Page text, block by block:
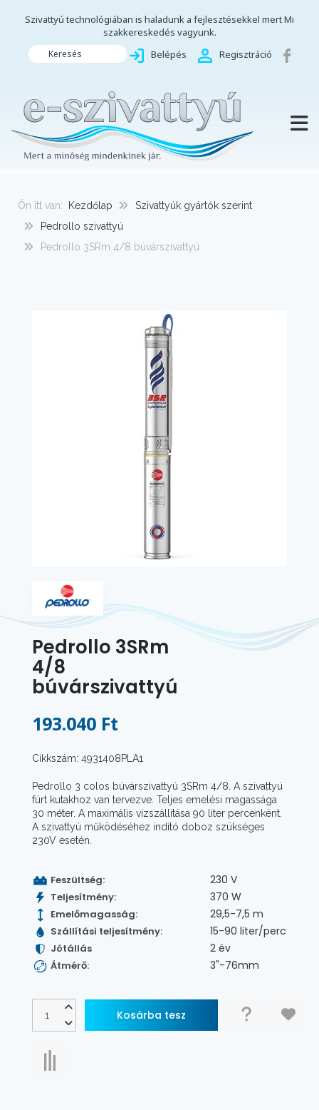
Szivattyú technológiában is haladunk a fejlesztésekkel mert Mi
szakkereskedés vagyunk.
Keresés Belépés Regisztráció
Ön itt van: Kezdőlap
Szivattyúk gyártók szerint
Pedrollo szivattyú
Pedrollo 3SRm 4/8 búvárszivattyú
Pedrollo 3SRm
4/8
búvárszivattyú
193.040 Ft
Cikkszám: 4931408PLA1
Pedrollo 3 colos búvárszivattyú 3SRm 4/8. A szivattyú
fúrt kutakhoz van tervezve. Teljes emelési magassága
30 méter. A maximális vízszállítása 90 liter percenként.
A szivattyú működéséhez indító doboz szükséges
230V esetén.
Feszültség: 230 V
Teljesítmény: 370 W
Emelőmagasság: 29,5-7,5 m
Szállítási teljesítmény: 15-90 liter/perc
Jótállás 2 év
Átmérő: 3"-76mm